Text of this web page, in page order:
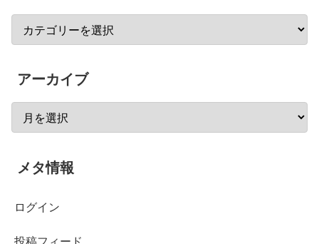
アーカイブ
メタ情報
ログイン
投稿フィード